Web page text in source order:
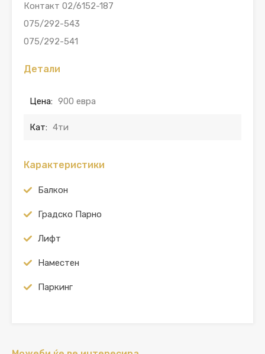
Контакт 02/6152-187
075/292-543
075/292-541
Детали
Цена: 900 евра
Кат: 4ти
Карактеристики
Балкон
Градско Парно
Лифт
Наместен
Паркинг